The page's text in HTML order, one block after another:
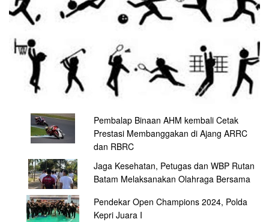
Pembalap Binaan AHM kembali Cetak
Prestasi Membanggakan di Ajang ARRC
dan RBRC
Jaga Kesehatan, Petugas dan WBP Rutan
Batam Melaksanakan Olahraga Bersama
Pendekar Open Champions 2024, Polda
Kepri Juara I